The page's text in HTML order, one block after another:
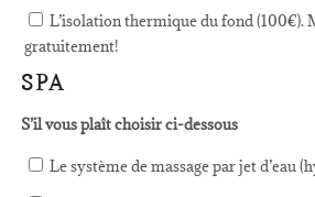
L’isolation thermique du fond (100€).
gratuitement!
SPA
S’il vous plaît choisir ci-dessous
Le système de massage par jet d’eau